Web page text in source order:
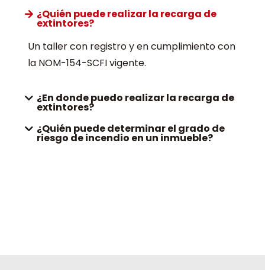
¿Quién puede realizar la recarga de
extintores?
Un taller con registro y en cumplimiento con
la NOM-154-SCFI vigente.
¿En donde puedo realizar la recarga de
extintores?
¿Quién puede determinar el grado de
riesgo de incendio en un inmueble?